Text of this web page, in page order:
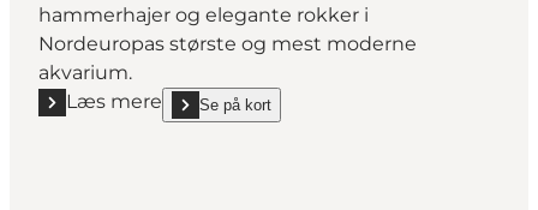
hammerhajer og elegante rokker i
Nordeuropas største og mest moderne
akvarium.
Læs mere
Læs mere "Den Blå Planet, Danmarks Akvarium"
Se på kort
show Den Blå Planet, Danmarks Akvarium on_map